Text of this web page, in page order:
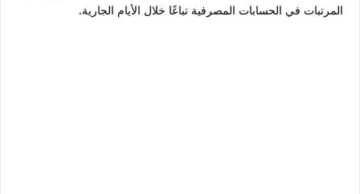
المرتبات في الحسابات المصرفية تباعًا خلال الأيام الجارية.